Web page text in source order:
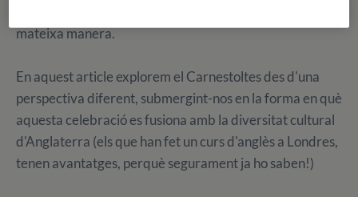
mateixa manera.
En aquest article explorem el Carnestoltes des d'una
perspectiva diferent, submergint-nos en la forma en què
aquesta celebració es fusiona amb la diversitat cultural
d'Anglaterra (els que han fet un curs d'anglès a Londres,
tenen avantatges, perquè segurament ja ho saben!)